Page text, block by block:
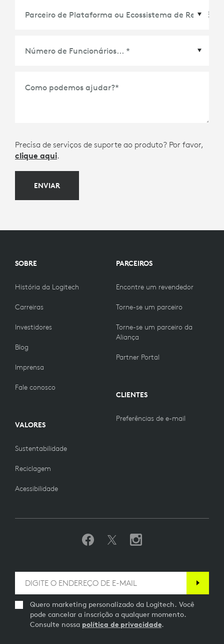
Reuniões
Como podemos ajudar?*
Precisa de serviços de suporte ao produto? Por favor,
clique aqui.
ENVIAR
SOBRE
História da Logitech
Carreiras
Investidores
Blog
Imprensa
Fale conosco
VALORES
Sustentabilidade
Reciclagem
Acessibilidade
PARCEIROS
Encontre um revendedor
Torne-se um parceiro
Torne-se um parceiro da
Aliança
Partner Portal
CLIENTES
Preferências de e-mail
Quero marketing personalizado da Logitech. Você
pode cancelar a inscrição a qualquer momento.
Consulte nossa política de privacidade.